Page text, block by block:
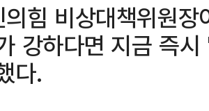
힘 비상대책위원
강하다면 지금 즉
다.